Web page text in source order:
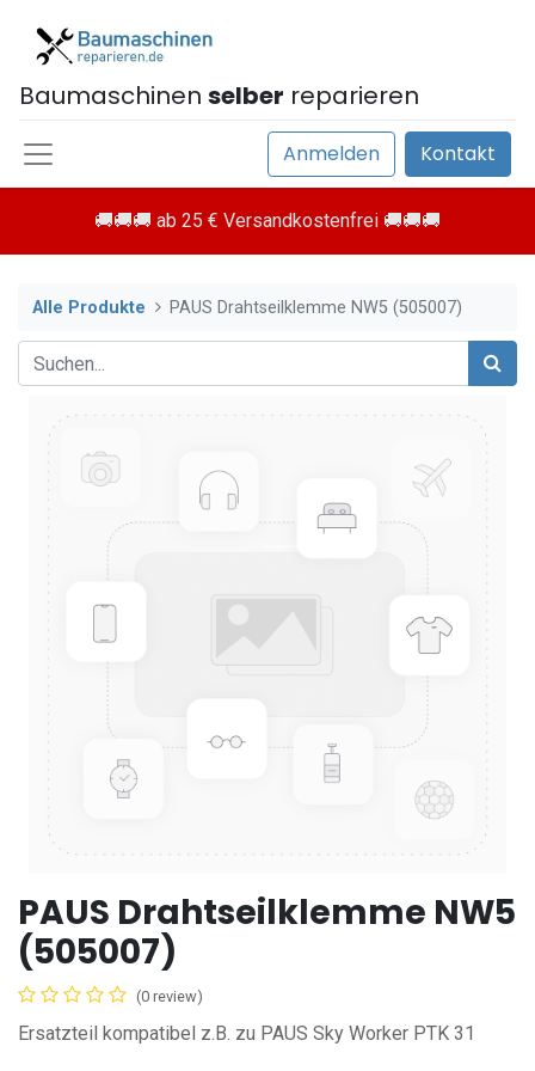
Baumaschinen selber reparieren
Anmelden Kontakt
🚚🚚🚚 ab 25 € Versandkostenfrei 🚚🚚🚚
Alle Produkte PAUS Drahtseilklemme NW5 (505007)
PAUS Drahtseilklemme NW5
(505007)
(0 review)
Ersatzteil kompatibel z.B. zu PAUS Sky Worker PTK 31